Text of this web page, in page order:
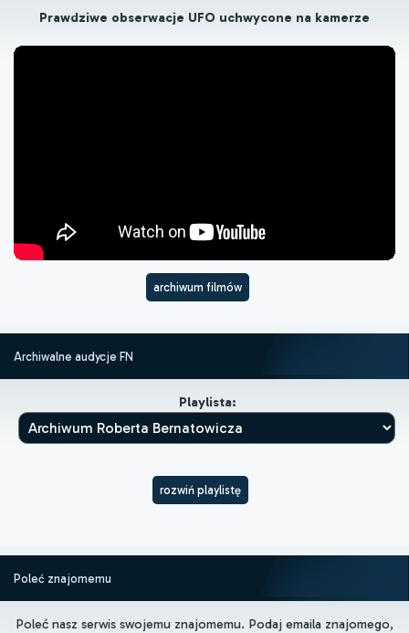
Prawdziwe obserwacje UFO uchwycone na kamerze
archiwum filmów
Archiwalne audycje FN
Playlista:
rozwiń playlistę
Poleć znajomemu
Poleć nasz serwis swojemu znajomemu. Podaj emaila znajomego,